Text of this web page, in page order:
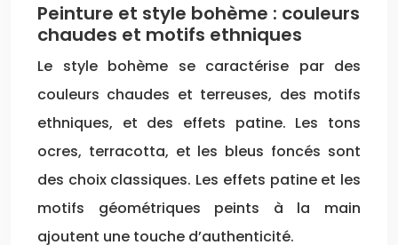
Peinture et style bohème : couleurs
chaudes et motifs ethniques
Le style bohème se caractérise par des
couleurs chaudes et terreuses, des motifs
ethniques, et des effets patine. Les tons
ocres, terracotta, et les bleus foncés sont
des choix classiques. Les effets patine et les
motifs géométriques peints à la main
ajoutent une touche d’authenticité.